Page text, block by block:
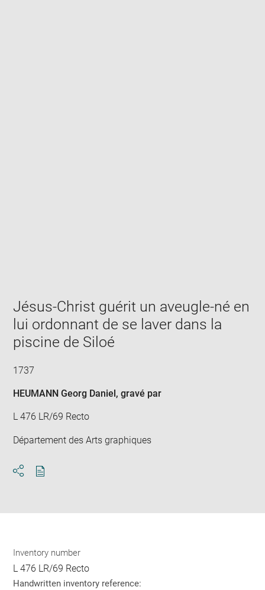
window
Jésus-Christ guérit un aveugle-né en
lui ordonnant de se laver dans la
piscine de Siloé
1737
HEUMANN Georg Daniel, gravé par
L 476 LR/69 Recto
Département des Arts graphiques
Inventory number
L 476 LR/69 Recto
Handwritten inventory reference: